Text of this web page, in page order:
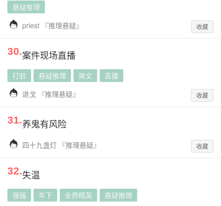
悬疑推理
 priest 『推理悬疑』 收藏
30.案件现场直播
打脸 悬疑推理 爽文 直播
 退戈 『推理悬疑』 收藏
31.养鬼有风险
 四十九盏灯 『推理悬疑』 收藏
32.失温
强强 年下 业界精英 悬疑推理